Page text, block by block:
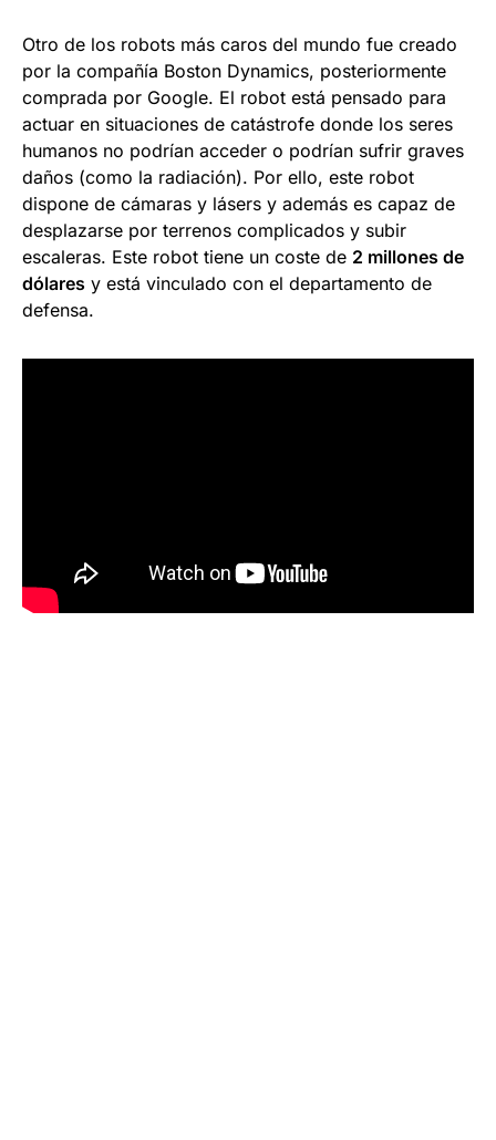
Otro de los robots más caros del mundo fue creado
por la compañía Boston Dynamics, posteriormente
comprada por Google. El robot está pensado para
actuar en situaciones de catástrofe donde los seres
humanos no podrían acceder o podrían sufrir graves
daños (como la radiación). Por ello, este robot
dispone de cámaras y lásers y además es capaz de
desplazarse por terrenos complicados y subir
escaleras. Este robot tiene un coste de 2 millones de
dólares y está vinculado con el departamento de
defensa.